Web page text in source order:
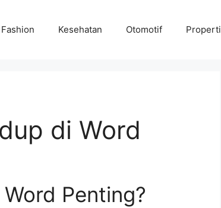
Fashion Kesehatan Otomotif Properti
di Word
Penting?